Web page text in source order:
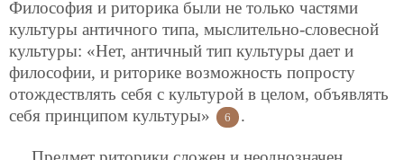
Философия и риторика были не только частями
культуры античного типа, мыслительно-словесной
культуры: «Нет, античный тип культуры дает и
философии, и риторике возможность попросту
отождествлять себя с культурой в целом, объявлять
себя принципом культуры»
6 .